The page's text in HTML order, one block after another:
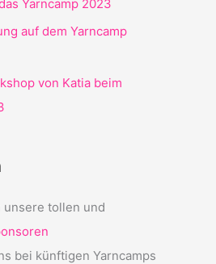
Yarncamp 2023
auf dem Yarncamp
von Katia beim
unsere tollen und
bei künftigen Yarncamps